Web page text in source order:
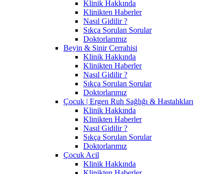
Klinik Hakkında
Klinikten Haberler
Nasıl Gidilir ?
Sıkça Sorulan Sorular
Doktorlarımız
Beyin & Sinir Cerrahisi
Klinik Hakkında
Klinikten Haberler
Nasıl Gidilir ?
Sıkça Sorulan Sorular
Doktorlarımız
Çocuk | Ergen Ruh Sağlığı & Hastalıkları
Klinik Hakkında
Klinikten Haberler
Nasıl Gidilir ?
Sıkça Sorulan Sorular
Doktorlarımız
Çocuk Acil
Klinik Hakkında